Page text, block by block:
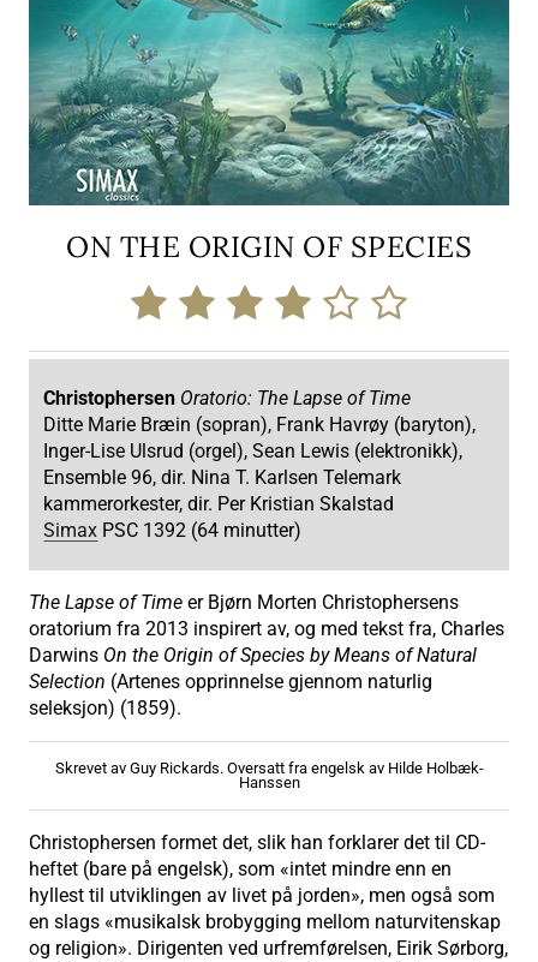
ON THE ORIGIN OF SPECIES
Christophersen Oratorio: The Lapse of Time
Ditte Marie Bræin (sopran), Frank Havrøy (baryton),
Inger-Lise Ulsrud (orgel), Sean Lewis (elektronikk),
Ensemble 96, dir. Nina T. Karlsen Telemark
kammerorkester, dir. Per Kristian Skalstad
Simax PSC 1392 (64 minutter)
The Lapse of Time er Bjørn Morten Christophersens
oratorium fra 2013 inspirert av, og med tekst fra, Charles
Darwins On the Origin of Species by Means of Natural
Selection (Artenes opprinnelse gjennom naturlig
seleksjon) (1859).
Skrevet av Guy Rickards. Oversatt fra engelsk av Hilde Holbæk-
Hanssen
Christophersen formet det, slik han forklarer det til CD-
heftet (bare på engelsk), som «intet mindre enn en
hyllest til utviklingen av livet på jorden», men også som
en slags «musikalsk brobygging mellom naturvitenskap
og religion». Dirigenten ved urfremførelsen, Eirik Sørborg,